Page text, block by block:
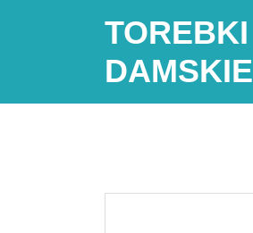
TOREBKI
DAMSKIE